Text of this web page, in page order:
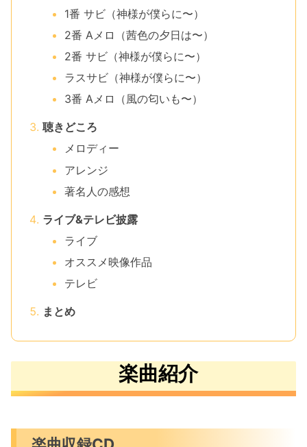
1番 サビ（神様が僕らに〜）
2番 Aメロ（茜色の夕日は〜）
2番 サビ（神様が僕らに〜）
ラスサビ（神様が僕らに〜）
3番 Aメロ（風の匂いも〜）
聴きどころ
メロディー
アレンジ
著名人の感想
ライブ&テレビ披露
ライブ
オススメ映像作品
テレビ
まとめ
楽曲紹介